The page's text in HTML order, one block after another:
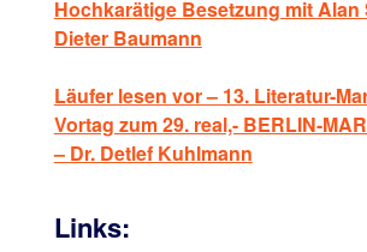
Hochkarätige Besetzung mit Alan
Dieter Baumann
Läufer lesen vor – 13. Literatur-
Vortag zum 29. real,- BERLIN-
– Dr. Detlef Kuhlmann
Links: